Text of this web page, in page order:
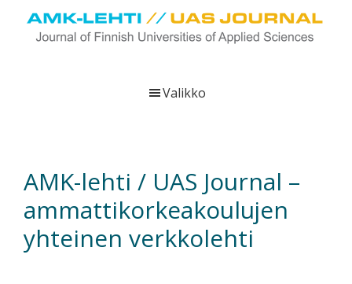
Hyppää
pääsisältöön
Hyppää
ensisijaiseen
Hyppää
alatunnisteeseen
viestittää
ammattikorkeakoulujen
tutkimus-,
kehittämis-
Valikko
AMK-lehti / UAS Journal –
ammattikorkeakoulujen
yhteinen verkkolehti